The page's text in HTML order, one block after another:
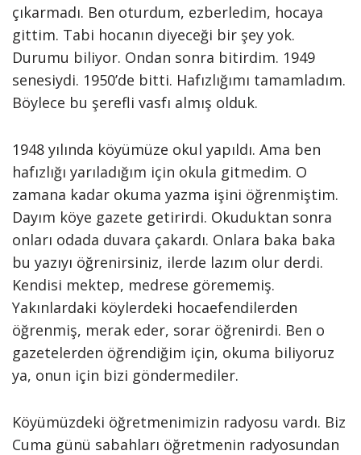
çıkarmadı. Ben oturdum, ezberledim, hocaya
gittim. Tabi hocanın diyeceği bir şey yok.
Durumu biliyor. Ondan sonra bitirdim. 1949
senesiydi. 1950’de bitti. Hafızlığımı tamamladım.
Böylece bu şerefli vasfı almış olduk.
1948 yılında köyümüze okul yapıldı. Ama ben
hafızlığı yarıladığım için okula gitmedim. O
zamana kadar okuma yazma işini öğrenmiştim.
Dayım köye gazete getirirdi. Okuduktan sonra
onları odada duvara çakardı. Onlara baka baka
bu yazıyı öğrenirsiniz, ilerde lazım olur derdi.
Kendisi mektep, medrese görememiş.
Yakınlardaki köylerdeki hocaefendilerden
öğrenmiş, merak eder, sorar öğrenirdi. Ben o
gazetelerden öğrendiğim için, okuma biliyoruz
ya, onun için bizi göndermediler.
Köyümüzdeki öğretmenimizin radyosu vardı. Biz
Cuma günü sabahları öğretmenin radyosundan